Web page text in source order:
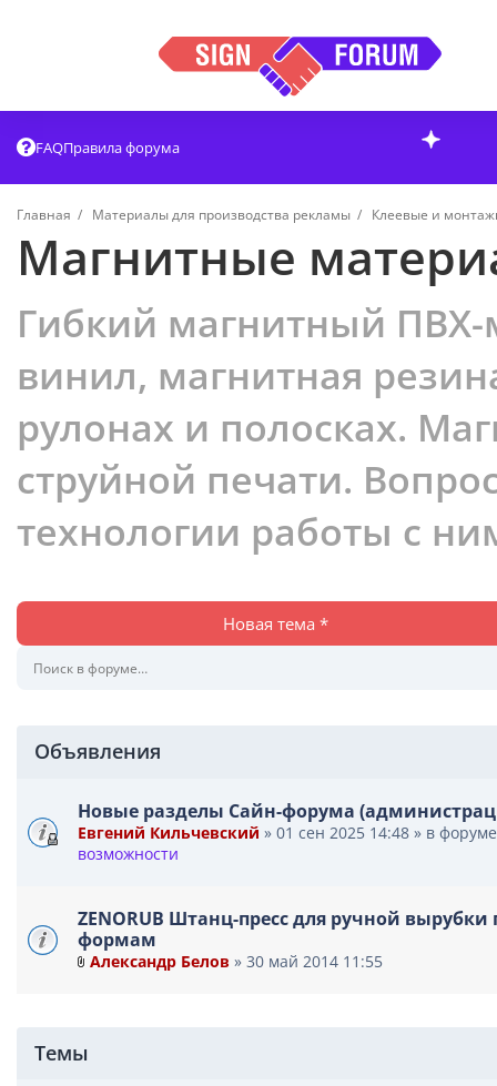
FAQПравила форума
Главная Материалы для производства рекламы Клеевые и
Магнитные
Гибкий магнитный
винил, магнитная
рулонах и полосках.
струйной печати.
технологии работы с
Новая тема *
Объявления
Новые разделы Сайн-форума
Евгений Кильчевский » 01 сен 2025 14:48 » в
возможности
ZENORUB Штанц-пресс для ручной вырубки
формам
е
Александр Белов » 30 май 2014 11:55
Темы